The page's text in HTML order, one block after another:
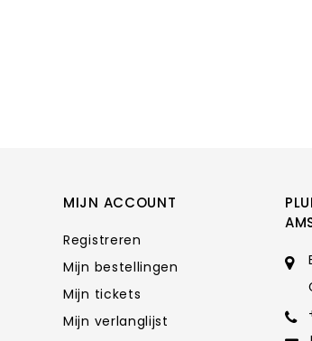
MIJN ACCOUNT
Registreren
Mijn bestellingen
Mijn tickets
Mijn verlanglijst